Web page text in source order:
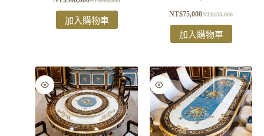
加入購物車
NT$150,000
NT$75,000
加入購物車